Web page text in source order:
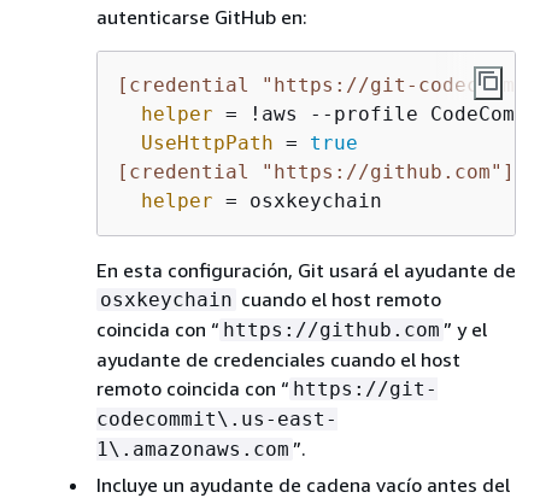
autenticarse GitHub en:
[credential "https://git-
helper = !aws --profile
UseHttpPath = true
[credential "https://github.com"]
helper = osxkeychain
En esta configuración, Git usará el ayudante de
osxkeychain cuando el host remoto
coincida con “ https://github.com ” y el
ayudante de credenciales cuando el host
remoto coincida con “ https://git-
codecommit\.us-east-
1\.amazonaws.com ”.
Incluye un ayudante de cadena vacío antes del